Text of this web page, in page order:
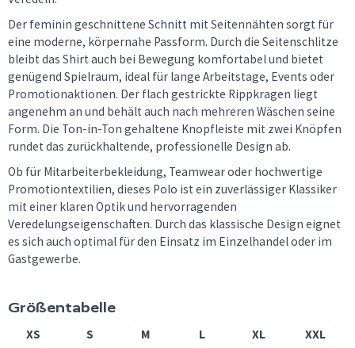
Der feminin geschnittene Schnitt mit Seitennähten sorgt für
eine moderne, körpernahe Passform. Durch die Seitenschlitze
bleibt das Shirt auch bei Bewegung komfortabel und bietet
genügend Spielraum, ideal für lange Arbeitstage, Events oder
Promotionaktionen. Der flach gestrickte Rippkragen liegt
angenehm an und behält auch nach mehreren Wäschen seine
Form. Die Ton-in-Ton gehaltene Knopfleiste mit zwei Knöpfen
rundet das zurückhaltende, professionelle Design ab.
Ob für Mitarbeiterbekleidung, Teamwear oder hochwertige
Promotiontextilien, dieses Polo ist ein zuverlässiger Klassiker
mit einer klaren Optik und hervorragenden
Veredelungseigenschaften. Durch das klassische Design eignet
es sich auch optimal für den Einsatz im Einzelhandel oder im
Gastgewerbe.
Größentabelle
XS S M L XL XXL